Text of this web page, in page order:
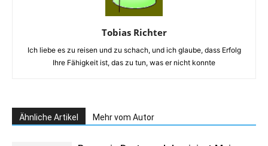
Tobias Richter
Ich liebe es zu reisen und zu schach, und ich glaube, dass Erfolg
Ihre Fähigkeit ist, das zu tun, was er nicht konnte
Ähnliche Artikel Mehr vom Autor